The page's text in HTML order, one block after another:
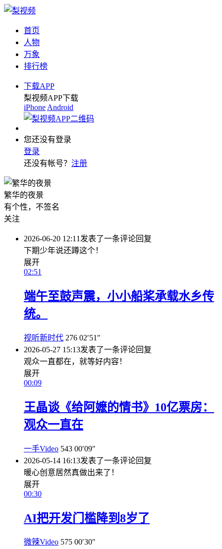
首页
人物
万象
排行榜
下载APP
梨视频APP下载
iPhone Android
您还没有登录
登录
还没有帐号？ 注册
繁华的夜景
有个性，不签名
关注
2026-06-20 12:11 发表了一条评论回复
下期少年说还蹲这个！
展开
02:51
端午至鼓声震，小小船桨承载水乡传
统。
视听新时代 276 02′51″
2026-05-27 15:13发表了一条评论回复
观众一直都在，就等好内容！
展开
00:09
王晶谈《给阿嬷的情书》10亿票房：
观众一直在
一手Video 543 00′09″
2026-05-14 16:13发表了一条评论回复
暖心创意居然真做出来了！
展开
00:30
AI把开发门槛降到8岁了
微辣Video 575 00′30″